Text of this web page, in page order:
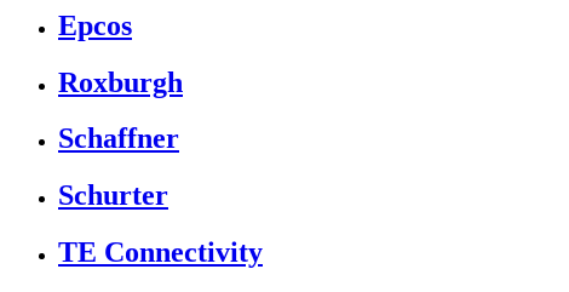
Epcos
Roxburgh
Schaffner
Schurter
TE Connectivity